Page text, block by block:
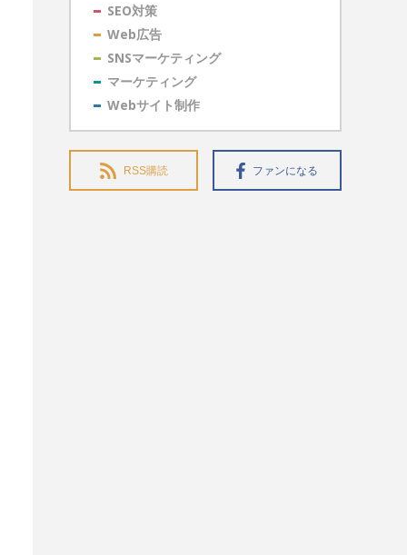
SEO対策
Web広告
SNSマーケティング
マーケティング
Webサイト制作
RSS購読 ファンになる